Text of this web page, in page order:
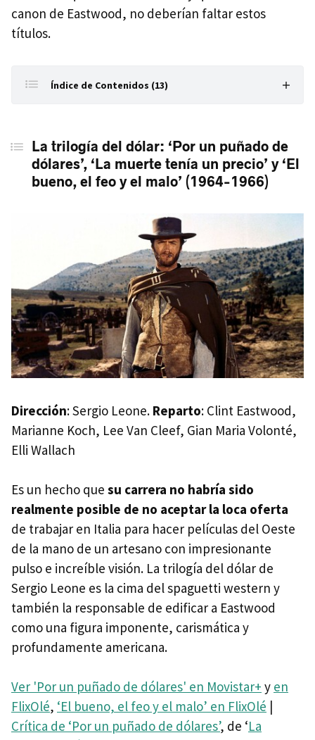
canon de Eastwood, no deberían faltar estos
títulos.
Índice de Contenidos (13)
‘Harry el sucio’ (’Dirty Harry’, 1971)
‘Un botín de 500.000 dólares’ (’Thunderbolt and Lightfoot’,
‘Fuga de Alcatraz’ (’Escape from Alcatraz’, 1979)
‘El aventurero de medianoche’ (’Honkytonk Man’, 1982)
‘Bird’ (1988)
‘Sin perdón’ (’Unforgiven’, 1992)
‘Un mundo perfecto’ (’A Perfect World’, 1993)
‘En la línea de fuego’ (’In the Line of Fire’, 1993)
‘Los puentes de Madison’ (’The Bridges of Madison
County’, 1995)
‘Mystic River’ (2003)
‘Cartas desde Iwo Jima’ (’Letters from Iwo Jima’, 2006)
La trilogía del dólar: ‘Por un puñado de
dólares’, ‘La muerte tenía un precio’ y ‘El
bueno, el feo y el malo’ (1964-1966)
Dirección: Sergio Leone. Reparto: Clint Eastwood,
Marianne Koch, Lee Van Cleef, Gian Maria Volonté,
Elli Wallach
Es un hecho que su carrera no habría sido
realmente posible de no aceptar la loca oferta
de trabajar en Italia para hacer películas del Oeste
de la mano de un artesano con impresionante
pulso e increíble visión. La trilogía del dólar de
Sergio Leone es la cima del spaguetti western y
también la responsable de edificar a Eastwood
como una figura imponente, carismática y
profundamente americana.
Ver 'Por un puñado de dólares' en Movistar+ y en
FlixOlé, ‘El bueno, el feo y el malo’ en FlixOlé |
Crítica de ‘Por un puñado de dólares’, de ‘La